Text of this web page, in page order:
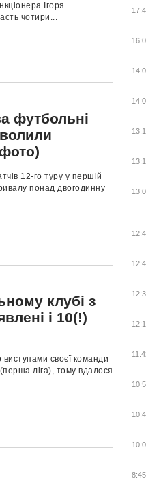
Ігоря
чотири...
футбольні
12-го туру у першій
понад двогодинну
клубі з
і 10(!)
своєї команди
ліга), тому вдалося
8:45